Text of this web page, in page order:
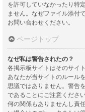
を許可していなかったり特
ません。なぜファイル添付
お問い合わせください。
ページトップ
なぜ私は警告されたの？
各掲示板サイトはそのサイ
あなたが当サイトのルール
思議ではありません。警告
であることにご注意くださ
何の関係もありませんし責